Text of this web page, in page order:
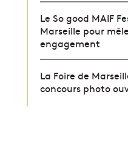
Le So good MAIF
Marseille pour
engagement
La Foire de
concours photo